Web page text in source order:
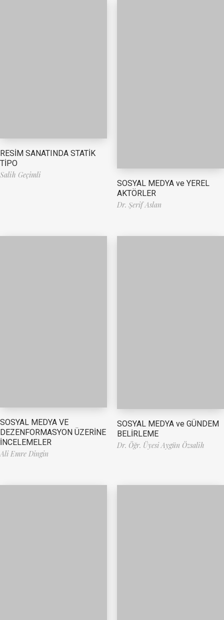
RESİM SANATINDA STATİK
TİPO
Salih Geçimli
SOSYAL MEDYA ve YEREL
AKTÖRLER
Dr. Şerif Aslan
SOSYAL MEDYA VE
DEZENFORMASYON ÜZERİNE
İNCELEMELER
Ali Emre Dingin
SOSYAL MEDYA ve GÜNDEM
BELİRLEME
Dr. Öğr. Üyesi Aygün Özsalih